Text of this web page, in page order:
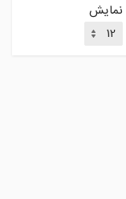
نمایش